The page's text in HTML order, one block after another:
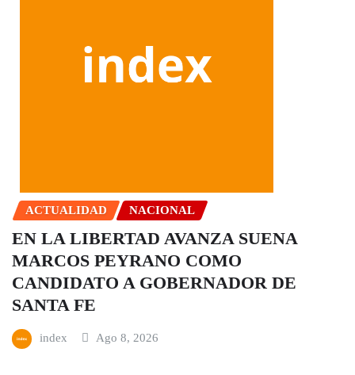
ACTUALIDAD NACIONAL
EN LA LIBERTAD AVANZA SUENA
MARCOS PEYRANO COMO
CANDIDATO A GOBERNADOR DE
SANTA FE
index Ago 8, 2026